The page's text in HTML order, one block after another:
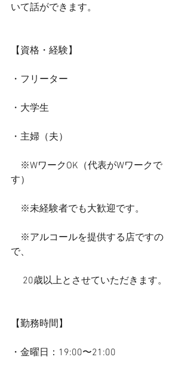
いて話ができます。
【資格・経験】
・フリーター
・大学生
・主婦（夫）
※WワークOK（代表がWワークで
す）
※未経験者でも大歓迎です。
※アルコールを提供する店ですの
で、
20歳以上とさせていただきます。
【勤務時間】
・金曜日：19:00〜21:00